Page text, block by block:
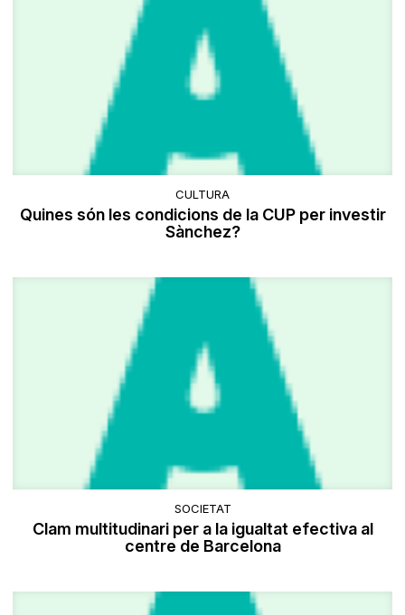
CULTURA
Quines són les condicions de la CUP per investir
Sànchez?
SOCIETAT
Clam multitudinari per a la igualtat efectiva al
centre de Barcelona